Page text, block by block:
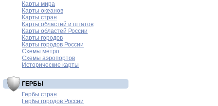
Карты мира
Карты океанов
Карты стран
Карты областей и штатов
Карты областей России
Карты городов
Карты городов России
Схемы метро
Схемы аэропортов
Исторические карты
ГЕРБЫ
Гербы стран
Гербы городов России